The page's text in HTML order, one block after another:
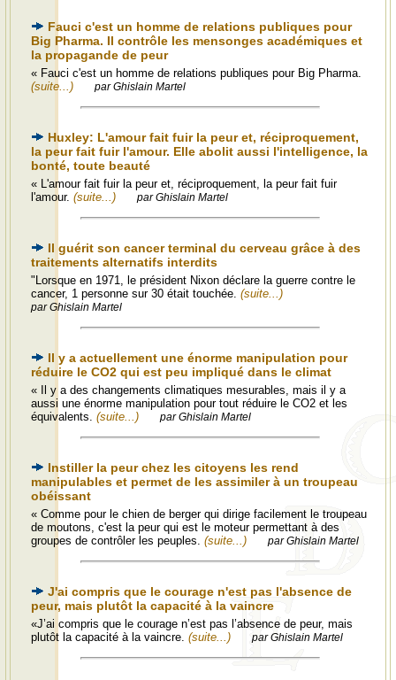
Fauci c'est un homme de relations publiques pour
Big Pharma. Il contrôle les mensonges académiques et
la propagande de peur
« Fauci c'est un homme de relations publiques pour Big Pharma.
(suite...)
par Ghislain Martel
Huxley: L'amour fait fuir la peur et, réciproquement,
la peur fait fuir l'amour. Elle abolit aussi l'intelligence, la
bonté, toute beauté
« L'amour fait fuir la peur et, réciproquement, la peur fait fuir
l'amour. (suite...) par Ghislain Martel
Il guérit son cancer terminal du cerveau grâce à des
traitements alternatifs interdits
"Lorsque en 1971, le président Nixon déclare la guerre contre le
cancer, 1 personne sur 30 était touchée. (suite...)
par Ghislain Martel
Il y a actuellement une énorme manipulation pour
réduire le CO2 qui est peu impliqué dans le climat
« Il y a des changements climatiques mesurables, mais il y a
aussi une énorme manipulation pour tout réduire le CO2 et les
équivalents. (suite...) par Ghislain Martel
Instiller la peur chez les citoyens les rend
manipulables et permet de les assimiler à un troupeau
obéissant
« Comme pour le chien de berger qui dirige facilement le troupeau
de moutons, c'est la peur qui est le moteur permettant à des
groupes de contrôler les peuples. (suite...) par Ghislain Martel
J'ai compris que le courage n'est pas l'absence de
peur, mais plutôt la capacité à la vaincre
«J’ai compris que le courage n’est pas l’absence de peur, mais
plutôt la capacité à la vaincre. (suite...) par Ghislain Martel